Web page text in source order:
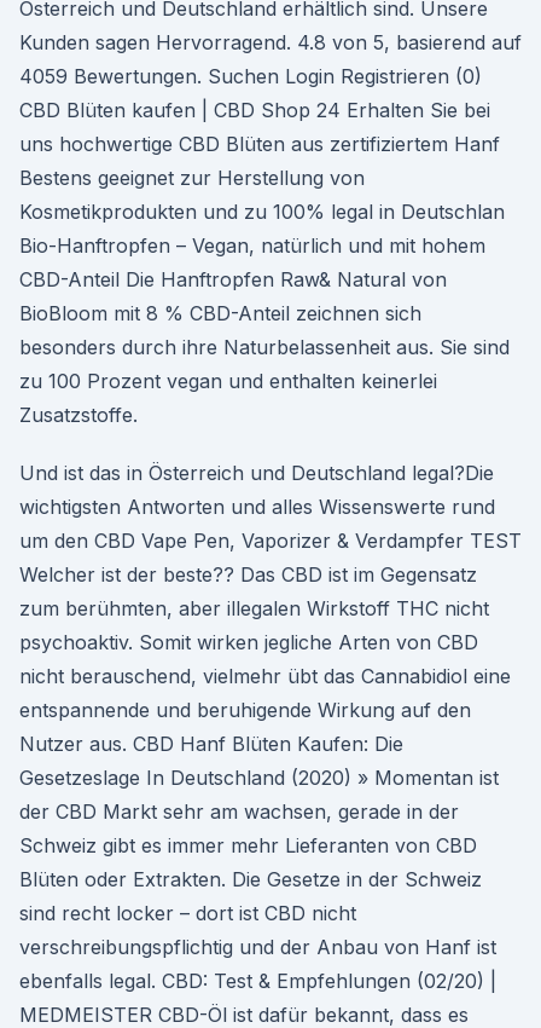
Österreich und Deutschland erhältlich sind. Unsere
Kunden sagen Hervorragend. 4.8 von 5, basierend auf
4059 Bewertungen. Suchen Login Registrieren (0)
CBD Blüten kaufen | CBD Shop 24 Erhalten Sie bei
uns hochwertige CBD Blüten aus zertifiziertem Hanf
Bestens geeignet zur Herstellung von
Kosmetikprodukten und zu 100% legal in Deutschlan
Bio-Hanftropfen – Vegan, natürlich und mit hohem
CBD-Anteil Die Hanftropfen Raw& Natural von
BioBloom mit 8 % CBD-Anteil zeichnen sich
besonders durch ihre Naturbelassenheit aus. Sie sind
zu 100 Prozent vegan und enthalten keinerlei
Zusatzstoffe.
Und ist das in Österreich und Deutschland legal?Die
wichtigsten Antworten und alles Wissenswerte rund
um den CBD Vape Pen, Vaporizer & Verdampfer TEST
Welcher ist der beste?? Das CBD ist im Gegensatz
zum berühmten, aber illegalen Wirkstoff THC nicht
psychoaktiv. Somit wirken jegliche Arten von CBD
nicht berauschend, vielmehr übt das Cannabidiol eine
entspannende und beruhigende Wirkung auf den
Nutzer aus. CBD Hanf Blüten Kaufen: Die
Gesetzeslage In Deutschland (2020) » Momentan ist
der CBD Markt sehr am wachsen, gerade in der
Schweiz gibt es immer mehr Lieferanten von CBD
Blüten oder Extrakten. Die Gesetze in der Schweiz
sind recht locker – dort ist CBD nicht
verschreibungspflichtig und der Anbau von Hanf ist
ebenfalls legal. CBD: Test & Empfehlungen (02/20) |
MEDMEISTER CBD-Öl ist dafür bekannt, dass es